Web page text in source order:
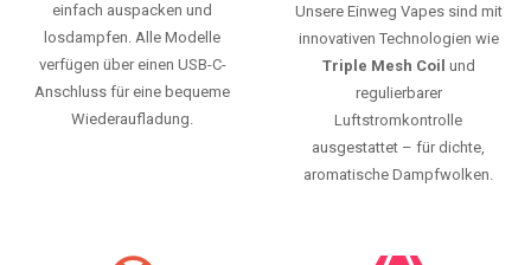
einfach auspacken und
losdampfen. Alle Modelle
verfügen über einen USB-C-
Anschluss für eine bequeme
Wiederaufladung.
Unsere Einweg Vapes sind mit
innovativen Technologien wie
Triple Mesh Coil und
regulierbarer
Luftstromkontrolle
ausgestattet – für dichte,
aromatische Dampfwolken.